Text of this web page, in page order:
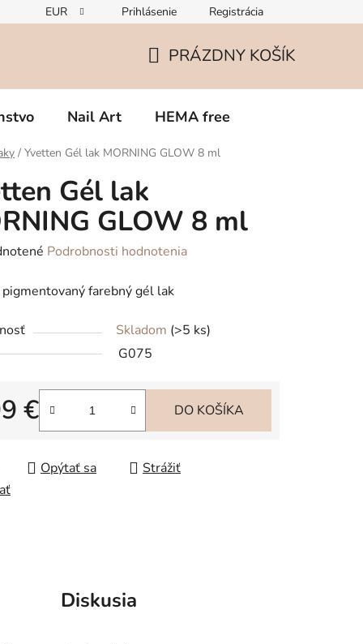
Zmena v zložení gélov – čo potrebujete vedieť o TPO
EUR Prihlásenie Registrácia
KOŠÍK
PRÁZDNY KOŠÍK
Nail Art HEMA free
/ Yvetten Gél lak MORNING GLOW 8 ml
Gél lak
GLOW 8 ml
Podrobnosti hodnotenia
farebný gél lak
Skladom (>5 ks)
G075
€
cena:
DO KOŠÍKA
Opýtať sa
Strážiť
Diskusia